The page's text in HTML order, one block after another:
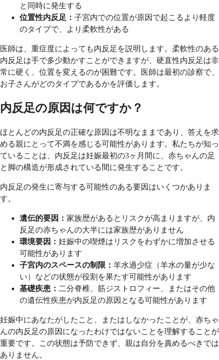
と同時に発生する
位置性内反足： 子宮内での位置が原因で起こるより軽度
のタイプで、より柔軟性がある
医師は、重症度によっても内反足を説明します。柔軟性のある
内反足は手で多少動かすことができますが、硬直性内反足は非
常に硬く、位置を変えるのが困難です。医師は最初の診察で、
お子さんがどのタイプであるかを評価します。
内反足の原因は何ですか？
ほとんどの内反足の正確な原因は不明なままであり、答えを求
める親にとって不満を感じる可能性があります。私たちが知っ
ていることは、内反足は妊娠最初の3ヶ月間に、赤ちゃんの足
と脚の構造が形成されている間に発生することです。
内反足の発生に寄与する可能性のある要因はいくつかありま
す。
遺伝的要因： 家族歴があるとリスクが高まりますが、内
反足の赤ちゃんの大半には家族歴がありません
環境要因： 妊娠中の喫煙はリスクをわずかに増加させる
可能性があります
子宮内のスペースの制限： 羊水過少症（羊水の量が少な
い）などの状態が役割を果たす可能性があります
基礎疾患： 二分脊椎、筋ジストロフィー、またはその他
の遺伝性疾患が内反足の原因となる可能性があります
妊娠中にあなたがしたこと、またはしなかったことが、赤ちゃ
んの内反足の原因になったわけではないことを理解することが
重要です。この状態は予防できず、親は自分を責めるべきでは
ありません。